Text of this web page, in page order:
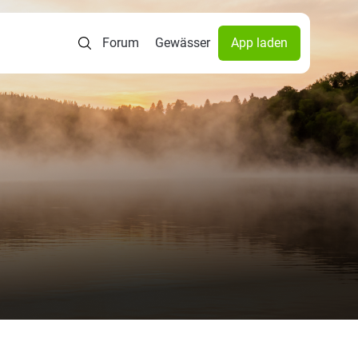
Forum Gewässer App laden